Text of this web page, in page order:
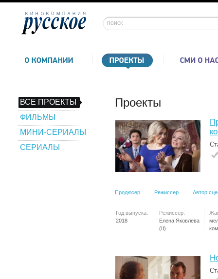
ВСЕ ПРОЕКТЫ
ФИЛЬМЫ
МИНИ-СЕРИАЛЫ
СЕРИАЛЫ
Проекты
Продюсер Режиссер Автор
Год выпуска:
2018
Режиссер:
Елена Яковлева
(II)